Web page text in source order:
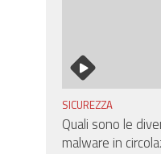
SICUREZZA
Quali sono le
malware in